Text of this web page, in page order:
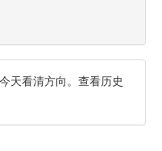
天看清方向。查看历史